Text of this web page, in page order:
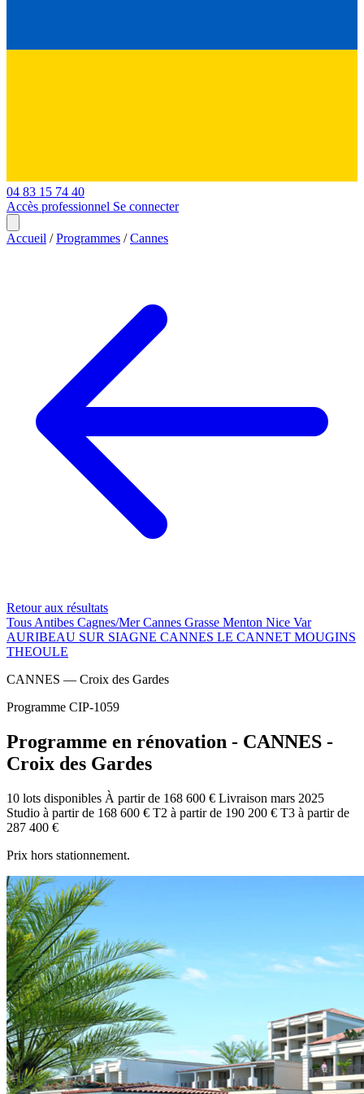
04 83 15 74 40
Accès professionnel Se connecter
Accueil / Programmes / Cannes
Retour aux résultats
Tous Antibes Cagnes/MerCannes Grasse Menton Nice Var
AURIBEAU SUR SIAGNE CANNES LE CANNET MOUGINS
THEOULE
CANNES — Croix des Gardes
Programme CIP-1059
Programme en rénovation - CANNES -
Croix des Gardes
10 lots disponibles À partir de 168 600 € Livraison mars 2025
Studio à partir de 168 600 € T2 à partir de 190 200 € T3 à partir de
287 400 €
Prix hors stationnement.